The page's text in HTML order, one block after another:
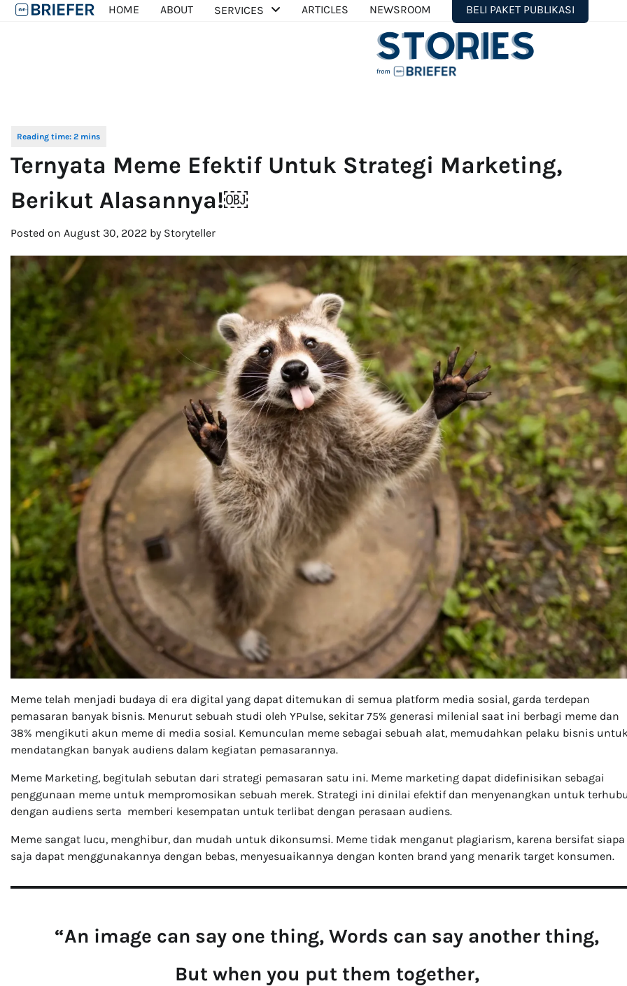
Skip
HOME ABOUT SERVICES ARTICLES NEWSROOM BELI PAKET PUBLIKASI
Ternyata Meme Efektif Untuk Strategi Marketing,
Berikut Alasannya!￼
Posted on August 30, 2022 by Storyteller
Meme telah menjadi budaya di era digital yang dapat ditemukan di semua platform media sosial, garda terdepan
pemasaran banyak bisnis. Menurut sebuah studi oleh YPulse, sekitar 75% generasi milenial saat ini berbagi meme dan
38% mengikuti akun meme di media sosial. Kemunculan meme sebagai sebuah alat, memudahkan pelaku bisnis
mendatangkan banyak audiens dalam kegiatan pemasarannya.
Meme Marketing, begitulah sebutan dari strategi pemasaran satu ini. Meme marketing dapat didefinisikan sebagai
penggunaan meme untuk mempromosikan sebuah merek. Strategi ini dinilai efektif dan menyenangkan untuk
dengan audiens serta memberi kesempatan untuk terlibat dengan perasaan audiens.
Meme sangat lucu, menghibur, dan mudah untuk dikonsumsi. Meme tidak menganut plagiarism, karena bersifat siapa
saja dapat menggunakannya dengan bebas, menyesuaikannya dengan konten brand yang menarik target konsumen.
“An image can say one thing, Words can say another thing,
But when you put them together,